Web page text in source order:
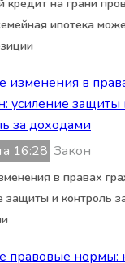
кредит на грани
ипотека
16:28 Закон
в правах
защиты и контроль